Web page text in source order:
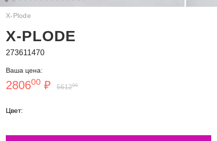
X-Plode
X-PLODE
273611470
Ваша цена:
280600 ₽ 561200
Цвет: